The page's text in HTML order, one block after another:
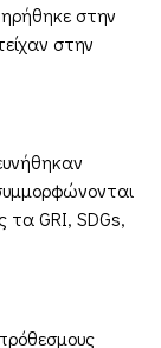
στην
στην
GRI, SDGs,